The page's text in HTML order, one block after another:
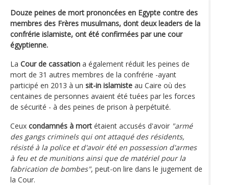
Douze peines de mort prononcées en Egypte contre des
membres des Frères musulmans, dont deux leaders de la
confrérie islamiste, ont été confirmées par une cour
égyptienne.
La Cour de cassation a également réduit les peines de
mort de 31 autres membres de la confrérie -ayant
participé en 2013 à un sit-in islamiste au Caire où des
centaines de personnes avaient été tuées par les forces
de sécurité - à des peines de prison à perpétuité.
Ceux condamnés à mort étaient accusés d'avoir "armé
des gangs criminels qui ont attaqué des résidents,
résisté à la police et d'avoir été en possession d'armes
à feu et de munitions ainsi que de matériel pour la
fabrication de bombes", peut-on lire dans le jugement de
la Cour.